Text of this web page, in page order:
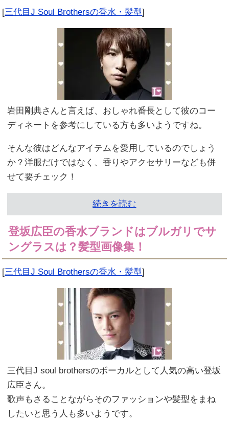
[三代目J Soul Brothersの香水・髪型]
岩田剛典さんと言えば、おしゃれ番長として彼のコー
ディネートを参考にしている方も多いようですね。
そんな彼はどんなアイテムを愛用しているのでしょう
か？洋服だけではなく、香りやアクセサリーなども併
せて要チェック！
続きを読む
登坂広臣の香水ブランドはブルガリでサ
ングラスは？髪型画像集！
[三代目J Soul Brothersの香水・髪型]
三代目J soul brothersのボーカルとして人気の高い登坂
広臣さん。
歌声もさることながらそのファッションや髪型をまね
したいと思う人も多いようです。